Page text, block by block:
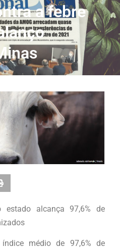
a febre
estado alcança 97,6% de
médio de 97,6% de